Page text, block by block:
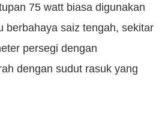
75 watt biasa digunakan
berbahaya saiz tengah, sekitar
persegi dengan
dengan sudut rasuk yang